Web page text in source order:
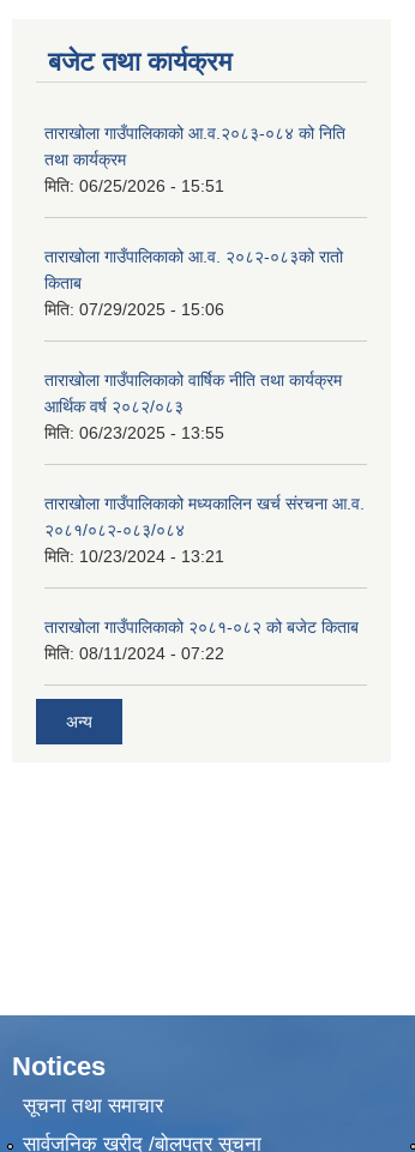
बजेट तथा कार्यक्रम
ताराखोला गाउँपालिकाको आ.व.२०८३-०८४ को निति
तथा कार्यक्रम
मिति: 06/25/2026 - 15:51
ताराखोला गाउँपालिकाको आ.व. २०८२-०८३को रातो
किताब
मिति: 07/29/2025 - 15:06
ताराखोला गाउँपालिकाको वार्षिक नीति तथा कार्यक्रम
आर्थिक वर्ष २०८२/०८३
मिति: 06/23/2025 - 13:55
ताराखोला गाउँपालिकाको मध्यकालिन खर्च संरचना आ.व.
२०८१/०८२-०८३/०८४
मिति: 10/23/2024 - 13:21
ताराखोला गाउँपालिकाको २०८१-०८२ को बजेट किताब
मिति: 08/11/2024 - 07:22
अन्य
Notices
सूचना तथा समाचार
सार्वजनिक खरीद /बोलपत्र सूचना